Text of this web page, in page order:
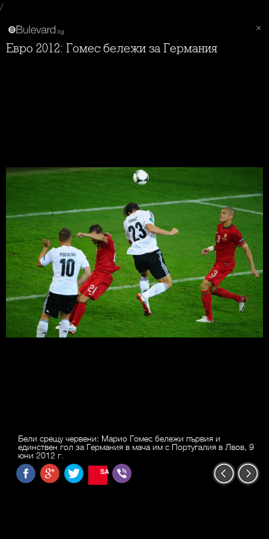
/
Евро 2012: Гомес бележи за Германия
Бели срещу червени: Марио Гомес бележи първия и
единствен гол за Германия в мача им с Португалия в Лвов, 9
юни 2012 г.
SAVE